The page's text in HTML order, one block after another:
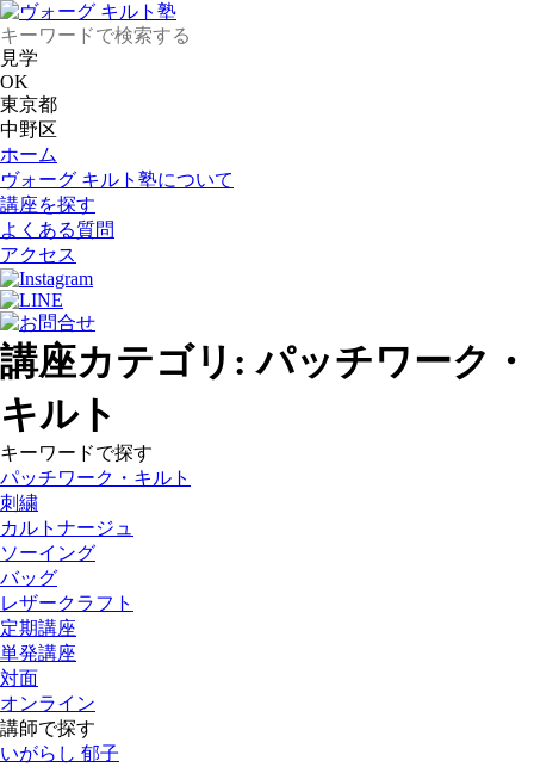
見学
OK
東京都
中野区
ホーム
ヴォーグ キルト塾について
講座を探す
よくある質問
アクセス
講座カテゴリ:パッチワーク・
キルト
キーワードで探す
パッチワーク・キルト
刺繍
カルトナージュ
ソーイング
バッグ
レザークラフト
定期講座
単発講座
対面
オンライン
講師で探す
いがらし 郁子